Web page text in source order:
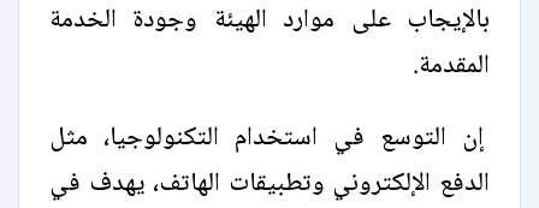
بالإيجاب على موارد الهيئة وجودة الخدمة
المقدمة.
إن التوسع في استخدام التكنولوجيا، مثل
الدفع الإلكتروني وتطبيقات الهاتف، يهدف في